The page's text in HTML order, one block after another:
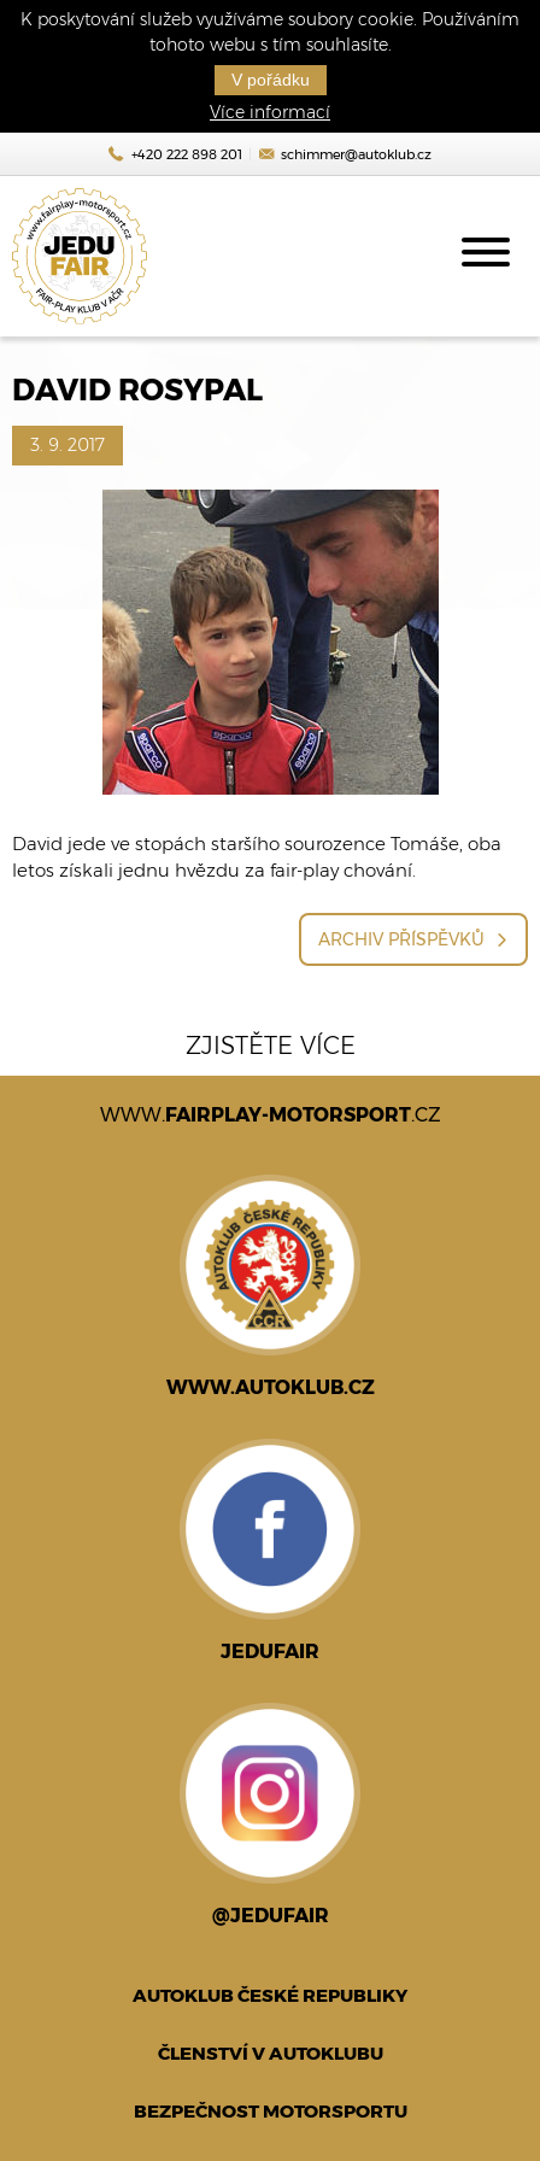
K poskytování služeb využíváme soubory cookie. Používáním
tohoto webu s tím souhlasíte.
V pořádku
Více informací
+420 222 898 201 schimmer@autoklub.cz
DAVID ROSYPAL
3. 9. 2017
David jede ve stopách staršího sourozence Tomáše, oba
letos získali jednu hvězdu za fair-play chování.
ARCHIV PŘÍSPĚVKŮ
ZJISTĚTE VÍCE
WWW.FAIRPLAY-MOTORSPORT.CZ
WWW.AUTOKLUB.CZ
JEDUFAIR
@JEDUFAIR
AUTOKLUB ČESKÉ REPUBLIKY
ČLENSTVÍ V AUTOKLUBU
BEZPEČNOST MOTORSPORTU